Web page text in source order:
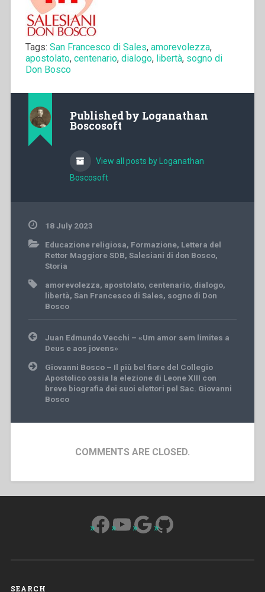
Tags: San Francesco di Sales, amorevolezza,
apostolato, centenario, dialogo, libertà, sogno di
Don Bosco
Published by Loganathan
Boscosoft
View all posts by Loganathan
Boscosoft
18 July 2023
Educazione religiosa, Formazione, Lettera del
Rettor Maggiore SDB, Salesiani di don Bosco,
Storia
amorevolezza, apostolato, centenario, dialogo,
libertà, San Francesco di Sales, sogno di Don
Bosco
Post
navigation
Juan Edmundo Vecchi – «Um amor sem limites a
Deus e aos jovens»
Giovanni Bosco – Il più bel fiore del Collegio
Apostolico ossia la elezione di Leone XIII con
breve biografia dei suoi elettori pel Sac. Giovanni
Bosco
COMMENTS ARE CLOSED.
Facebook
YouTube
Google
GitHub
SEARCH